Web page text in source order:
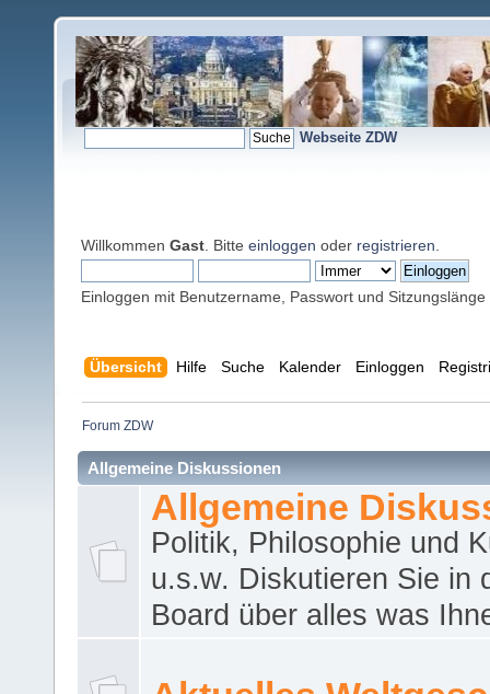
Webseite ZDW
Willkommen Gast . Bitte einloggen oder registrieren
Einloggen mit Benutzername, Passwort und Sitzungslänge
Übersicht Hilfe Suche Kalender Einloggen
Forum ZDW
Allgemeine Diskussionen
Allgemeine
Politik, Philosophie und
u.s.w. Diskutieren Sie in
Board über alles was